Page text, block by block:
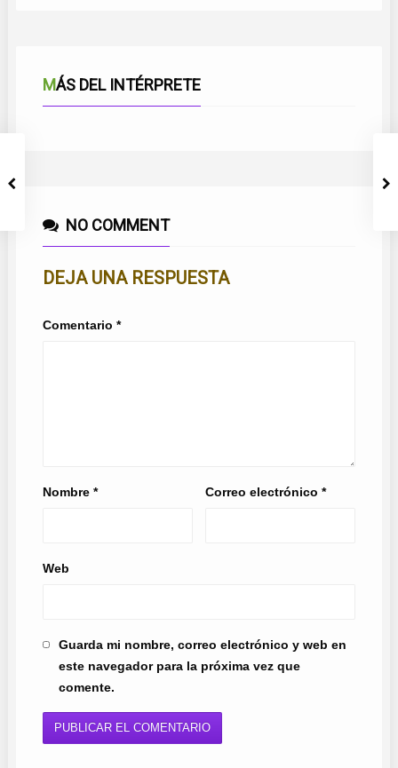
MÁS DEL INTÉRPRETE
NO COMMENT
DEJA UNA RESPUESTA
Comentario *
Nombre * Correo electrónico*
Web
Guarda mi nombre, correo electrónico y web en
este navegador para la próxima vez que
comente.